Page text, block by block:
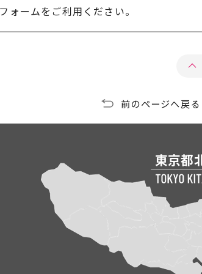
ームをご利用ください。
前のページへ戻る